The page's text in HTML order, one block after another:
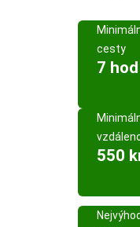
cesty
7
550